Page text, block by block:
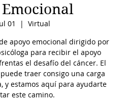
01
  |
Virtual
apoyo emocional dirigido por
para recibir el apoyo
el desafío del cáncer. El
traer consigo una carga
y estamos aquí para ayudarte
este camino.